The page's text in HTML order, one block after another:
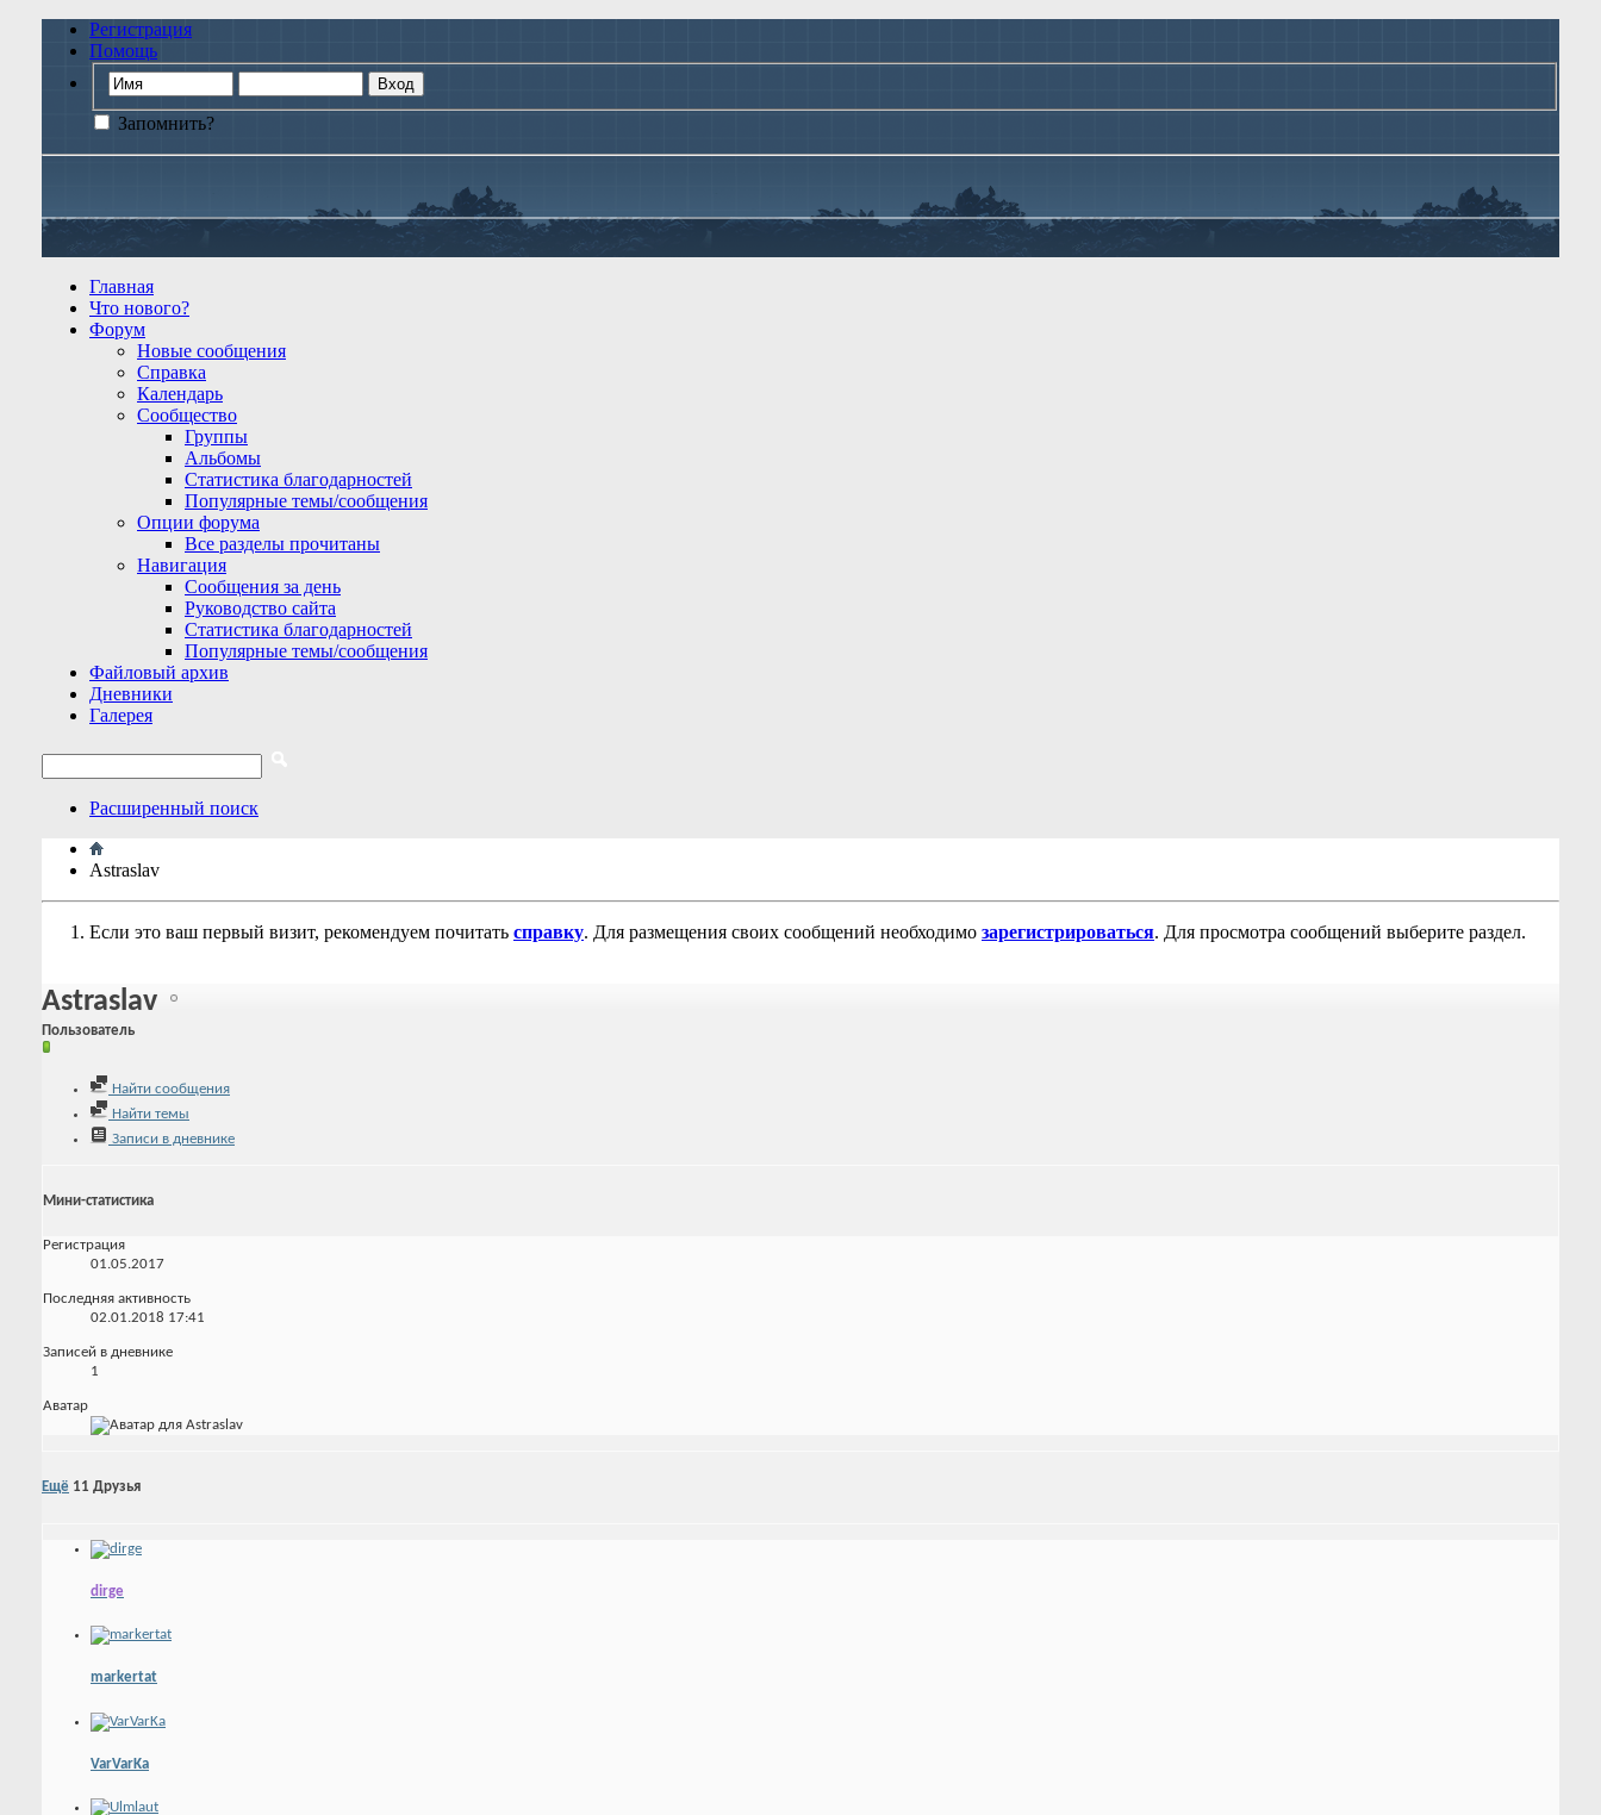
Регистрация
Помощь
Запомнить?
Главная
Что нового?
Форум
Новые сообщения
Справка
Календарь
Сообщество
Группы
Альбомы
Статистика благодарностей
Популярные темы/сообщения
Опции форума
Все разделы прочитаны
Навигация
Сообщения за день
Руководство сайта
Статистика благодарностей
Популярные темы/сообщения
Файловый архив
Дневники
Галерея
Расширенный поиск
Astraslav
Если это ваш первый визит, рекомендуем почитать справку. Для размещения своих сообщений необходимо зарегистрироваться. Для просмотра сообщений выберите раздел.
Astraslav
Пользователь
Найти сообщения
Найти темы
Записи в дневнике
Мини-статистика
Регистрация
01.05.2017
Последняя активность
02.01.2018 17:41
Записей в дневнике
1
Аватар
Ещё 11 Друзья
dirge
markertat
VarVarKa